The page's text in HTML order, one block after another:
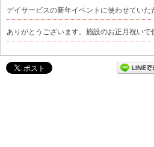
デイサービスの新年イベントに使わせていた
ありがとうございます。施設のお正月祝い